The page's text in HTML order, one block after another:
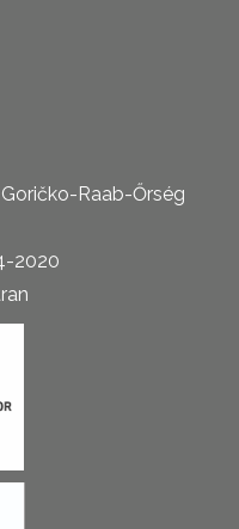
Raab-Őrség
2020